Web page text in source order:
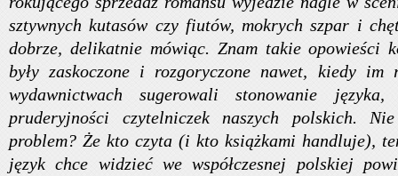
sztywnych kutasów czy fiutów, mokrych szpar i
dobrze, delikatnie mówiąc. Znam takie opowieści
były zaskoczone i rozgoryczone nawet, kiedy im
wydawnictwach sugerowali stonowanie
pruderyjności czytelniczek naszych polskich.
problem? Że kto czyta (i kto książkami handluje),
język chce widzieć we współczesnej polskiej